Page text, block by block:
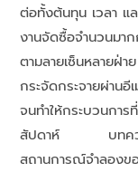
ต่อทั้งต้นทุน เวลา แ
งานจัดซื้อจำนวนมา
ตามลายเซ็นหลายฝ่า
กระจัดกระจายผ่าน
จนทำให้กระบวนการ
สัปดาห์ บทความนี้
สถานการณ์จำลองข